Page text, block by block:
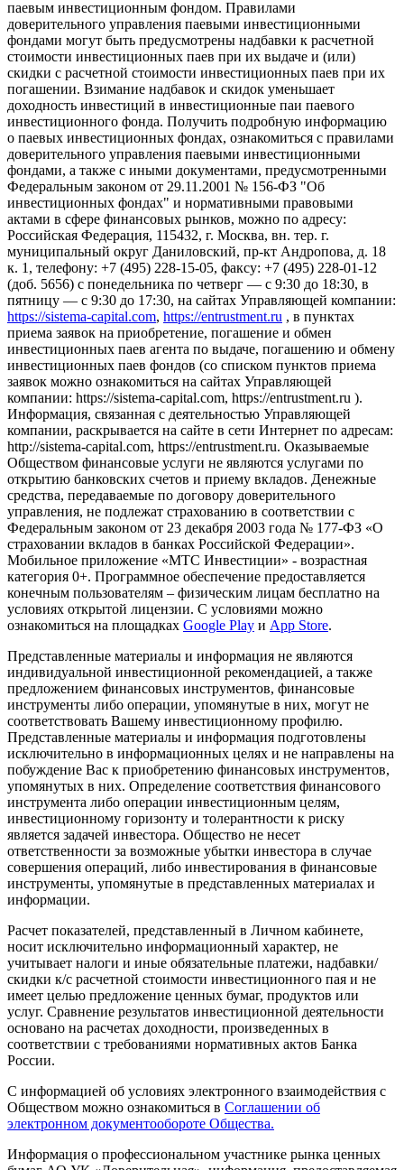
паевым инвестиционным фондом. Правилами
доверительного управления паевыми инвестиционными
фондами могут быть предусмотрены надбавки к расчетной
стоимости инвестиционных паев при их выдаче и (или)
скидки с расчетной стоимости инвестиционных паев при их
погашении. Взимание надбавок и скидок уменьшает
доходность инвестиций в инвестиционные паи паевого
инвестиционного фонда. Получить подробную информацию
о паевых инвестиционных фондах, ознакомиться с правилами
доверительного управления паевыми инвестиционными
фондами, а также с иными документами, предусмотренными
Федеральным законом от 29.11.2001 № 156-ФЗ "Об
инвестиционных фондах" и нормативными правовыми
актами в сфере финансовых рынков, можно по адресу:
Российская Федерация, 115432, г. Москва, вн. тер. г.
муниципальный округ Даниловский, пр-кт Андропова, д. 18
к. 1, телефону: +7 (495) 228-15-05, факсу: +7 (495) 228-01-12
(доб. 5656) с понедельника по четверг — c 9:30 до 18:30, в
пятницу — с 9:30 до 17:30, на сайтах Управляющей компании:
https://sistema-capital.com, https://entrustment.ru , в пунктах
приема заявок на приобретение, погашение и обмен
инвестиционных паев агента по выдаче, погашению и обмену
инвестиционных паев фондов (со списком пунктов приема
заявок можно ознакомиться на сайтах Управляющей
компании: https://sistema-capital.com, https://entrustment.ru ).
Информация, связанная с деятельностью Управляющей
компании, раскрывается на сайте в сети Интернет по адресам:
http://sistema-capital.com, https://entrustment.ru. Оказываемые
Обществом финансовые услуги не являются услугами по
открытию банковских счетов и приему вкладов. Денежные
средства, передаваемые по договору доверительного
управления, не подлежат страхованию в соответствии с
Федеральным законом от 23 декабря 2003 года № 177-ФЗ «О
страховании вкладов в банках Российской Федерации».
Мобильное приложение «МТС Инвестиции» - возрастная
категория 0+. Программное обеспечение предоставляется
конечным пользователям – физическим лицам бесплатно на
условиях открытой лицензии. С условиями можно
ознакомиться на площадках Google Play и App Store.
Представленные материалы и информация не являются
индивидуальной инвестиционной рекомендацией, а также
предложением финансовых инструментов, финансовые
инструменты либо операции, упомянутые в них, могут не
соответствовать Вашему инвестиционному профилю.
Представленные материалы и информация подготовлены
исключительно в информационных целях и не направлены на
побуждение Вас к приобретению финансовых инструментов,
упомянутых в них. Определение соответствия финансового
инструмента либо операции инвестиционным целям,
инвестиционному горизонту и толерантности к риску
является задачей инвестора. Общество не несет
ответственности за возможные убытки инвестора в случае
совершения операций, либо инвестирования в финансовые
инструменты, упомянутые в представленных материалах и
информации.
Расчет показателей, представленный в Личном кабинете,
носит исключительно информационный характер, не
учитывает налоги и иные обязательные платежи, надбавки/
скидки к/с расчетной стоимости инвестиционного пая и не
имеет целью предложение ценных бумаг, продуктов или
услуг. Сравнение результатов инвестиционной деятельности
основано на расчетах доходности, произведенных в
соответствии с требованиями нормативных актов Банка
России.
С информацией об условиях электронного взаимодействия с
Обществом можно ознакомиться в Соглашении об
электронном документообороте Общества.
Информация о профессиональном участнике рынка ценных